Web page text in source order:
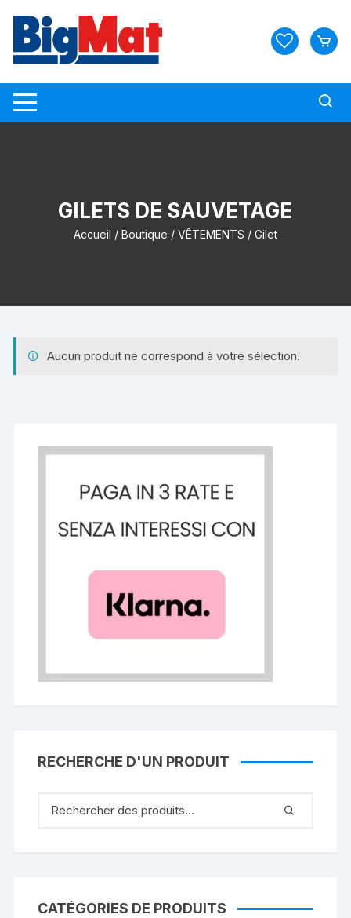
content
GILETS DE SAUVETAGE
Accueil / Boutique / VÊTEMENTS / Gilet
Aucun produit ne correspond à votre sélection.
RECHERCHE D'UN PRODUIT
CATÉGORIES DE PRODUITS